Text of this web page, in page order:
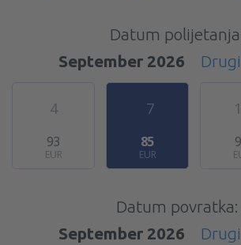
Datum
September 2026
4
93
EUR
7
85
EUR
Datum povratka:
September 2026